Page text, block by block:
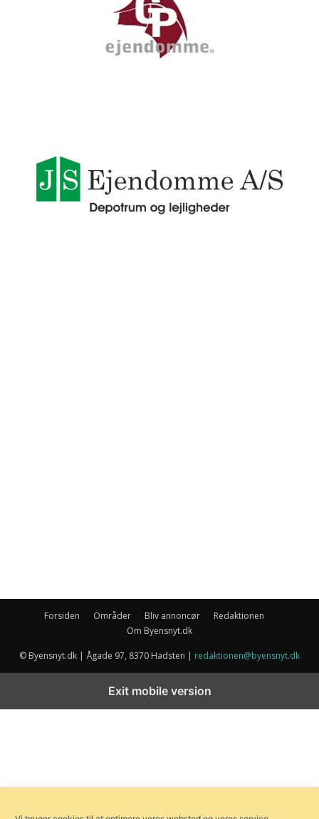
Forsiden Områder Bliv annoncør
Redaktionen
Om Byensnyt.dk
© Byensnyt.dk | Ågade 97, 8370 Hadsten | redaktionen@byensnyt.dk
Exit mobile version